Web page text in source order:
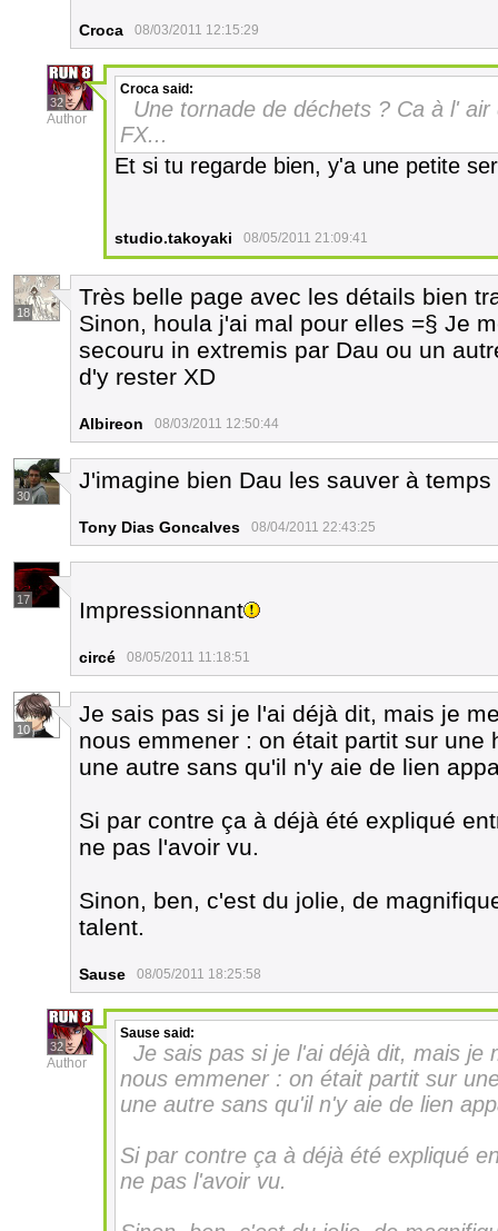
Croca 08/03/2011 12:15:29
32
Author
Croca said:
Une tornade de déchets ? Ca à l'
FX...
Et si tu regarde bien, y'a une petite
studio.takoyaki 08/05/2011 21:09:41
18
Très belle page avec les détails bien
Sinon, houla j'ai mal pour elles =§ Je
secouru in extremis par Dau ou un
d'y rester XD
Albireon 08/03/2011 12:50:44
30
J'imagine bien Dau les sauver à temps
Tony Dias Goncalves 08/04/2011 22:43:25
17 Impressionnant
circé 08/05/2011 11:18:51
10
Je sais pas si je l'ai déjà dit, mais je
nous emmener : on était partit sur
une autre sans qu'il n'y aie de lien
Si par contre ça à déjà été expliqué
ne pas l'avoir vu.
Sinon, ben, c'est du jolie, de
talent.
Sause 08/05/2011 18:25:58
32
Author
Sause said:
Je sais pas si je l'ai déjà dit, mais je
nous emmener : on était partit sur
une autre sans qu'il n'y aie de lien
Si par contre ça à déjà été expliqué
ne pas l'avoir vu.